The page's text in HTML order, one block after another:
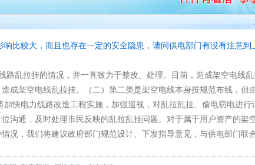
比较大，而且也存在一定的安全隐患，请问供电部门有没有注意到
乱拉挂的情况，并一直致力于整改、处理。目前，造成架空电线
成架空电线乱拉挂。（二）第二类是架空电线本身按规范布线，但
快电力线路改造工程实施，加强巡视，对乱拉乱挂、偷电窃电进行
沟通，及时处理市民反映的乱拉乱挂问题。对于属于用户资产的架
况，我们将建议政府部门规范设计、下发指导意见，与供电部门联